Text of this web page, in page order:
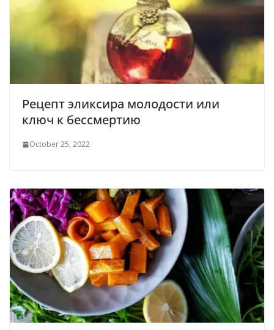
Рецепт эликсира молодости или
ключ к бессмертию
October 25, 2022